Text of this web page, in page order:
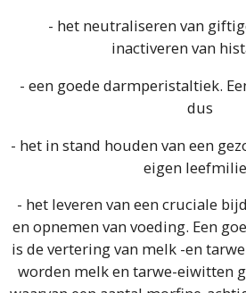
- het neutraliseren van
inactiveren van
- een goede darmperistaltiek.
dus
- het in stand houden van een
eigen
- het leveren van een cruciale
en opnemen van voeding. Een
is de vertering van melk -en
worden melk en tarwe-eiwitten